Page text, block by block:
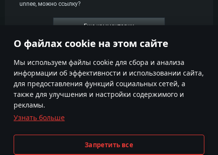
О файлах cookie на этом сайте
Мы используем файлы cookie для сбора и анализа
информации об эффективности и использовании сайта,
для предоставления функций социальных сетей, а
также для улучшения и настройки содержимого и
рекламы.
Узнать больше
Запретить все
unnee, можно ссылку?
Еще комментарии
Политика конфиденциальности